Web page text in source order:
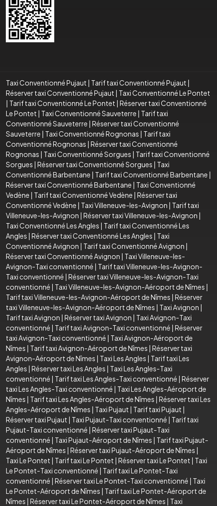
Taxi Conventionné Pujaut | Tarif taxi Conventionné Pujaut |
Réserver taxi Conventionné Pujaut | Taxi Conventionné Le Pontet
| Tarif taxi Conventionné Le Pontet | Réserver taxi Conventionné
Le Pontet | Taxi Conventionné Sauveterre | Tarif taxi
Conventionné Sauveterre | Réserver taxi Conventionné
Sauveterre | Taxi Conventionné Rognonas | Tarif taxi
Conventionné Rognonas | Réserver taxi Conventionné
Rognonas | Taxi Conventionné Sorgues | Tarif taxi Conventionné
Sorgues | Réserver taxi Conventionné Sorgues | Taxi
Conventionné Barbentane | Tarif taxi Conventionné Barbentane |
Réserver taxi Conventionné Barbentane | Taxi Conventionné
Vedène | Tarif taxi Conventionné Vedène | Réserver taxi
Conventionné Vedène | Taxi Villeneuve-les-Avignon | Tarif taxi
Villeneuve-les-Avignon | Réserver taxi Villeneuve-les-Avignon |
Taxi Conventionné Les Angles | Tarif taxi Conventionné Les
Angles | Réserver taxi Conventionné Les Angles | Taxi
Conventionné Avignon | Tarif taxi Conventionné Avignon |
Réserver taxi Conventionné Avignon | Taxi Villeneuve-les-
Avignon-Taxi conventionné | Tarif taxi Villeneuve-les-Avignon-
Taxi conventionné | Réserver taxi Villeneuve-les-Avignon-Taxi
conventionné | Taxi Villeneuve-les-Avignon-Aéroport de Nîmes |
Tarif taxi Villeneuve-les-Avignon-Aéroport de Nîmes | Réserver
taxi Villeneuve-les-Avignon-Aéroport de Nîmes | Taxi Avignon |
Tarif taxi Avignon | Réserver taxi Avignon | Taxi Avignon-Taxi
conventionné | Tarif taxi Avignon-Taxi conventionné | Réserver
taxi Avignon-Taxi conventionné | Taxi Avignon-Aéroport de
Nîmes | Tarif taxi Avignon-Aéroport de Nîmes | Réserver taxi
Avignon-Aéroport de Nîmes | Taxi Les Angles | Tarif taxi Les
Angles | Réserver taxi Les Angles | Taxi Les Angles-Taxi
conventionné | Tarif taxi Les Angles-Taxi conventionné | Réserver
taxi Les Angles-Taxi conventionné | Taxi Les Angles-Aéroport de
Nîmes | Tarif taxi Les Angles-Aéroport de Nîmes | Réserver taxi Les
Angles-Aéroport de Nîmes | Taxi Pujaut | Tarif taxi Pujaut |
Réserver taxi Pujaut | Taxi Pujaut-Taxi conventionné | Tarif taxi
Pujaut-Taxi conventionné | Réserver taxi Pujaut-Taxi
conventionné | Taxi Pujaut-Aéroport de Nîmes | Tarif taxi Pujaut-
Aéroport de Nîmes | Réserver taxi Pujaut-Aéroport de Nîmes |
Taxi Le Pontet | Tarif taxi Le Pontet | Réserver taxi Le Pontet | Taxi
Le Pontet-Taxi conventionné | Tarif taxi Le Pontet-Taxi
conventionné | Réserver taxi Le Pontet-Taxi conventionné | Taxi
Le Pontet-Aéroport de Nîmes | Tarif taxi Le Pontet-Aéroport de
Nîmes | Réserver taxi Le Pontet-Aéroport de Nîmes | Taxi